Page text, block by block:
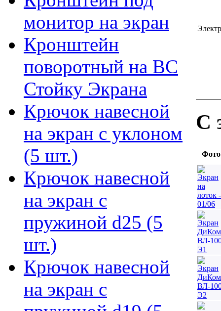
монитор на экран
Кронштейн
поворотный на ВС
Стойку Экрана
Крючок навесной
на экран с уклоном
(5 шт.)
Крючок навесной
на экран с
пружиной d25 (5
шт.)
Крючок навесной
на экран с
С
Фото